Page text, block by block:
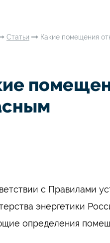
Статьи Какие помещения
с Правилами
энергетики
определения